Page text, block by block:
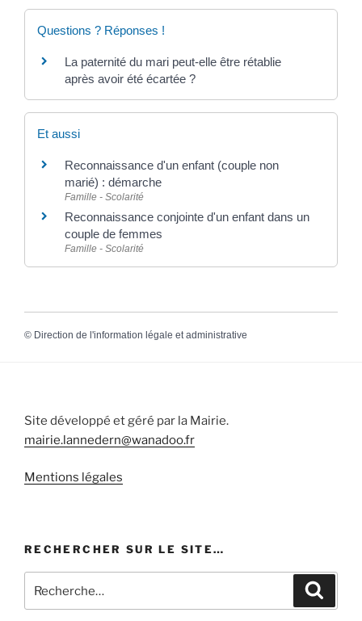
Questions ? Réponses !
La paternité du mari peut-elle être rétablie
après avoir été écartée ?
Et aussi
Reconnaissance d'un enfant (couple non
marié) : démarche
Famille - Scolarité
Reconnaissance conjointe d'un enfant dans un
couple de femmes
Famille - Scolarité
© Direction de l'information légale et administrative
Site développé et géré par la Mairie.
mairie.lannedern@wanadoo.fr
Mentions légales
RECHERCHER SUR LE SITE…
pour